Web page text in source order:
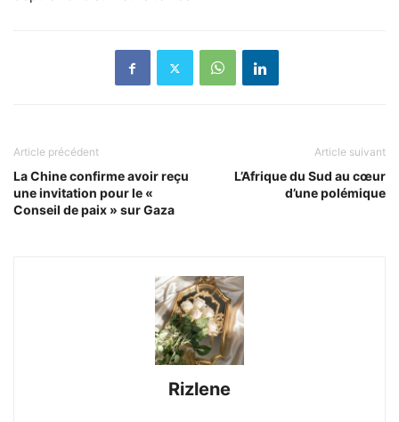
Article précédent
La Chine confirme avoir reçu
une invitation pour le «
Conseil de paix » sur Gaza
Article suivant
L’Afrique du Sud au cœur
d’une polémique
Rizlene